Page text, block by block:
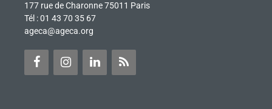
177 rue de Charonne 75011 Paris
Tél : 01 43 70 35 67
ageca@ageca.org